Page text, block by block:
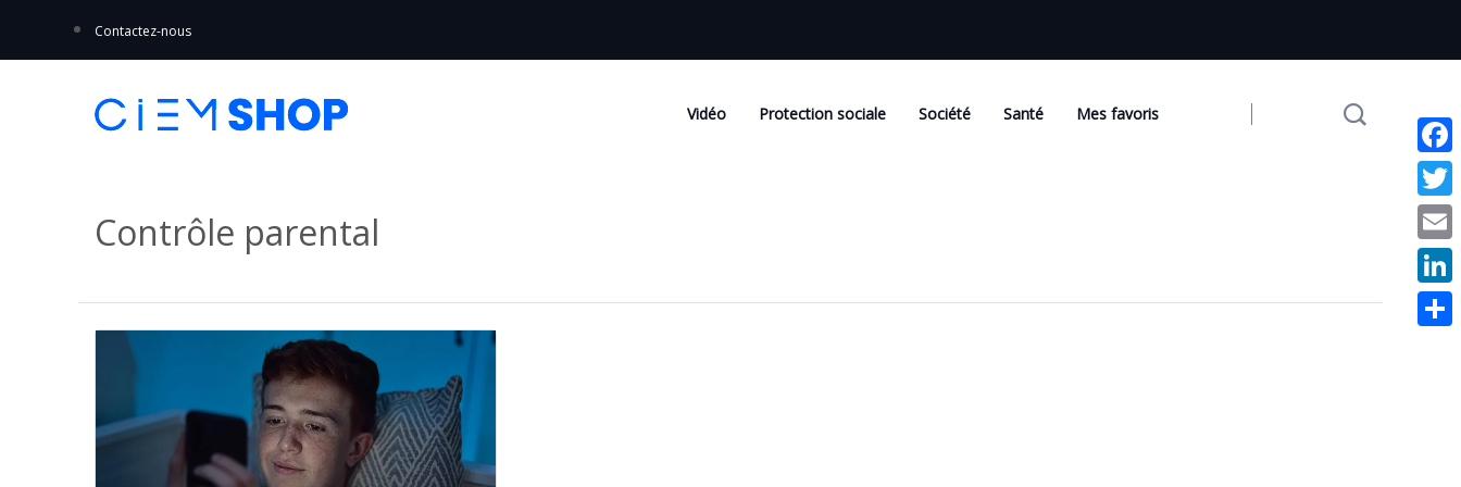
Contactez-nous
Vidéo Protection sociale Société Santé Mes favoris
Contrôle parental